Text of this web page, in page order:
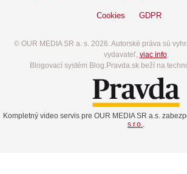
Cookies GDPR
© OUR MEDIA SR a. s. 2026. Autorské práva sú
vydavateľ, viac info.
Blogovací systém Blog.Pravda.sk beží na
Kompletný video servis pre OUR MEDIA SR a.s.
s.r.o.